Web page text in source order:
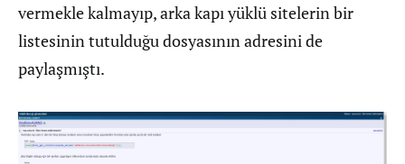
vermekle kalmayıp, arka kapı yüklü sitelerin bir
listesinin tutulduğu dosyasının adresini de
paylaşmıştı.